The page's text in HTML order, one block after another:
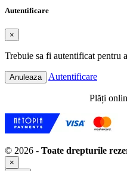
Autentificare
×
Trebuie sa fi autentificat pentru
Anuleaza Autentificare
Plăți
© 2026 - Toate drepturile
×